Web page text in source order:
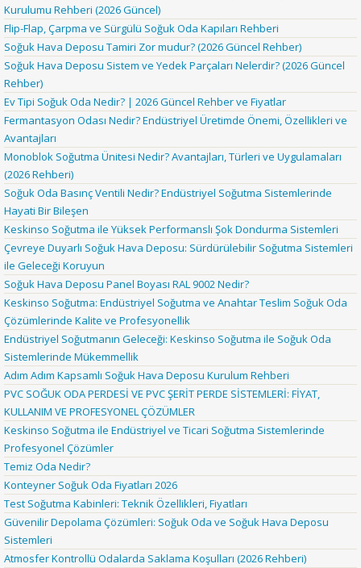
Kurulumu Rehberi (2026 Güncel)
Flip-Flap, Çarpma ve Sürgülü Soğuk Oda Kapıları Rehberi
Soğuk Hava Deposu Tamiri Zor mudur? (2026 Güncel Rehber)
Soğuk Hava Deposu Sistem ve Yedek Parçaları Nelerdir? (2026 Güncel
Rehber)
Ev Tipi Soğuk Oda Nedir? | 2026 Güncel Rehber ve Fiyatlar
Fermantasyon Odası Nedir? Endüstriyel Üretimde Önemi, Özellikleri ve
Avantajları
Monoblok Soğutma Ünitesi Nedir? Avantajları, Türleri ve Uygulamaları
(2026 Rehberi)
Soğuk Oda Basınç Ventili Nedir? Endüstriyel Soğutma Sistemlerinde
Hayati Bir Bileşen
Keskinso Soğutma ile Yüksek Performanslı Şok Dondurma Sistemleri
Çevreye Duyarlı Soğuk Hava Deposu: Sürdürülebilir Soğutma Sistemleri
ile Geleceği Koruyun
Soğuk Hava Deposu Panel Boyası RAL 9002 Nedir?
Keskinso Soğutma: Endüstriyel Soğutma ve Anahtar Teslim Soğuk Oda
Çözümlerinde Kalite ve Profesyonellik
Endüstriyel Soğutmanın Geleceği: Keskinso Soğutma ile Soğuk Oda
Sistemlerinde Mükemmellik
Adım Adım Kapsamlı Soğuk Hava Deposu Kurulum Rehberi
PVC SOĞUK ODA PERDESİ VE PVC ŞERİT PERDE SİSTEMLERİ: FİYAT,
KULLANIM VE PROFESYONEL ÇÖZÜMLER
Keskinso Soğutma ile Endüstriyel ve Ticari Soğutma Sistemlerinde
Profesyonel Çözümler
Temiz Oda Nedir?
Konteyner Soğuk Oda Fiyatları 2026
Test Soğutma Kabinleri: Teknik Özellikleri, Fiyatları
Güvenilir Depolama Çözümleri: Soğuk Oda ve Soğuk Hava Deposu
Sistemleri
Atmosfer Kontrollü Odalarda Saklama Koşulları (2026 Rehberi)